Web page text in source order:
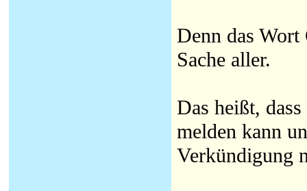
Denn das Wort
Sache aller.
Das heißt,
melden kann
Verkündigung